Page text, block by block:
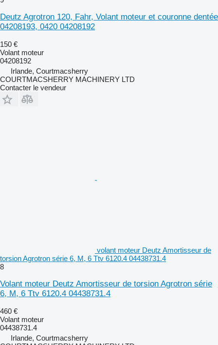
Deutz Agrotron 120, Fahr, Volant moteur et couronne dentée
04208193, 0420 04208192
150 €
Volant moteur
04208192
Irlande, Courtmacsherry
COURTMACSHERRY MACHINERY LTD
Contacter le vendeur
volant moteur Deutz Amortisseur de
torsion Agrotron série 6, M, 6 Ttv 6120.4 04438731.4
8
Volant moteur Deutz Amortisseur de torsion Agrotron série
6, M, 6 Ttv 6120.4 04438731.4
460 €
Volant moteur
04438731.4
Irlande, Courtmacsherry